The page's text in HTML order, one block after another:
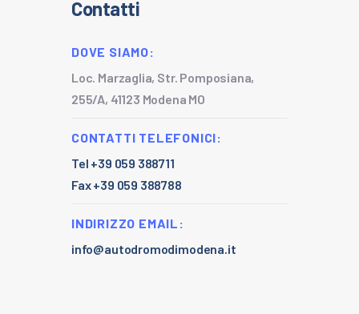
Contatti
DOVE SIAMO:
Loc. Marzaglia, Str. Pomposiana,
255/A, 41123 Modena MO
CONTATTI TELEFONICI:
Tel +39 059 388711
Fax +39 059 388788
INDIRIZZO EMAIL:
info@autodromodimodena.it